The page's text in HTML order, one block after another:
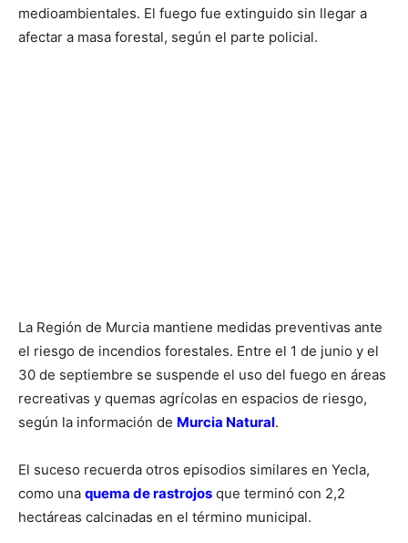
medioambientales. El fuego fue extinguido sin llegar a
afectar a masa forestal, según el parte policial.
La Región de Murcia mantiene medidas preventivas ante
el riesgo de incendios forestales. Entre el 1 de junio y el
30 de septiembre se suspende el uso del fuego en áreas
recreativas y quemas agrícolas en espacios de riesgo,
según la información de Murcia Natural.
El suceso recuerda otros episodios similares en Yecla,
como una quema de rastrojos que terminó con 2,2
hectáreas calcinadas en el término municipal.